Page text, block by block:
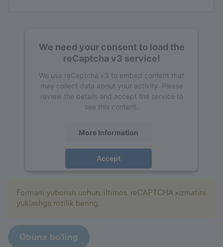
We need your consent to load the
reCaptcha v3 service!
We use reCaptcha v3 to embed content that
may collect data about your activity. Please
review the details and accept the service to
see this content.
More Information
Accept
Formani yuborish uchun, iltimos, reCAPTCHA xizmatini
yuklashga rozilik bering.
Obuna bo'ling